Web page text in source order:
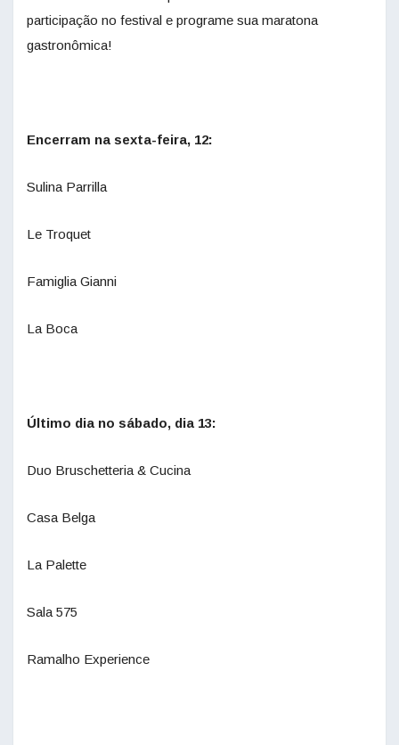
participação no festival e programe sua maratona
gastronômica!
Encerram na sexta-feira, 12:
Sulina Parrilla
Le Troquet
Famiglia Gianni
La Boca
Último dia no sábado, dia 13:
Duo Bruschetteria & Cucina
Casa Belga
La Palette
Sala 575
Ramalho Experience